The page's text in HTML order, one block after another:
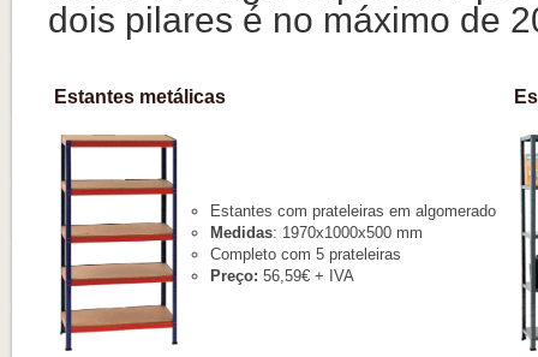
dois pilares é no máximo de
Estantes metálicas
Estantes com prateleiras em algomerado
Medidas: 1970x1000x500 mm
Completo com 5 prateleiras
Preço: 56,59€ + IVA